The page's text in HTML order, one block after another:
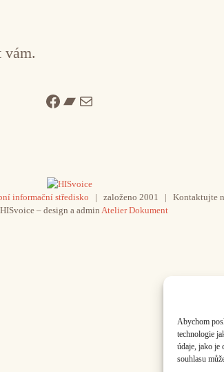
Abychom
technologie
údaje, jako je
souhlasu
vám.
Facebook
Bandcamp
Mail
informační středisko | založeno 2001 | Kontaktujte
– design a admin Atelier Dokument